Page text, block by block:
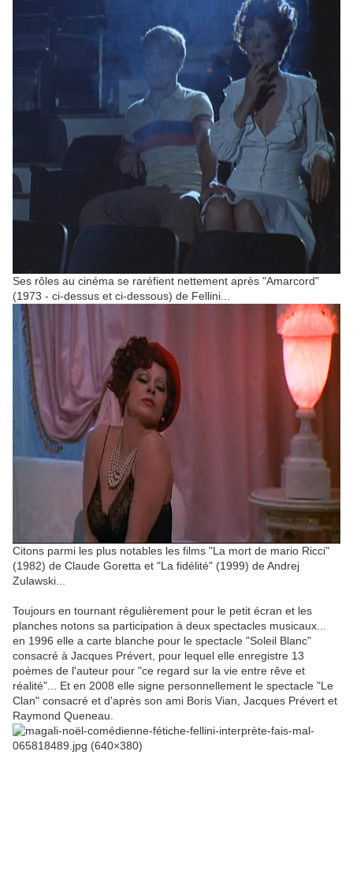
Ses rôles au cinéma se raréfient nettement après "Amarcord"
(1973 - ci-dessus et ci-dessous) de Fellini...
Citons parmi les plus notables les films "La mort de mario Ricci"
(1982) de Claude Goretta et "La fidélité" (1999) de Andrej
Zulawski...
Toujours en tournant régulièrement pour le petit écran et les
planches notons sa participation à deux spectacles musicaux...
en 1996 elle a carte blanche pour le spectacle "Soleil Blanc"
consacré à Jacques Prévert, pour lequel elle enregistre 13
poèmes de l'auteur pour "ce regard sur la vie entre rêve et
réalité"... Et en 2008 elle signe personnellement le spectacle "Le
Clan" consacré et d'après son ami Boris Vian, Jacques Prévert et
Raymond Queneau.